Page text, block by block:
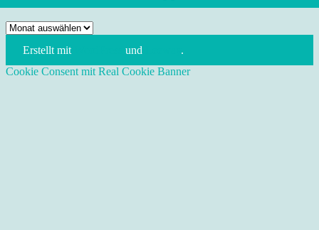
Noch
Dresden
Reisetipps
Erstellt mit und
.
Cookie Consent mit Real Cookie Banner